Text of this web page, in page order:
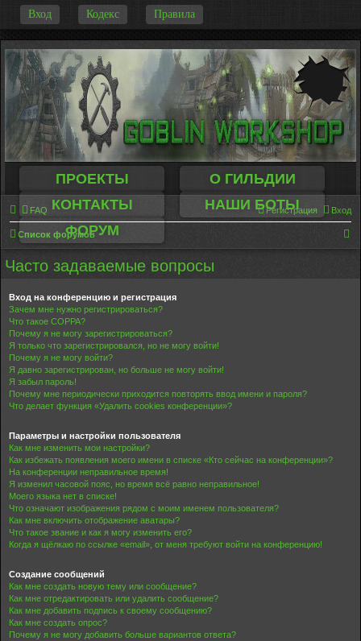
Вход Кодекс Правила
ПРОЕКТЫ
О ГИЛЬДИИ
КОНТАКТЫ
НАШИ БОТЫ
ФОРУМ
FAQ Вход
Регистрация
Список форумов
Часто задаваемые вопросы
Вход на конференцию и регистрация
Зачем мне нужно регистрироваться?
Что такое COPPA?
Почему я не могу зарегистрироваться?
Я только что зарегистрировался, но не могу войти!
Почему я не могу войти?
Я давно зарегистрирован, но больше не могу войти!
Я забыл пароль!
Почему мне периодически приходится повторять ввод имени и пароля?
Что делает функция «Удалить cookies конференции»?
Параметры и настройки пользователя
Как мне изменить мои настройки?
Как избежать появления моего имени в списке «Кто сейчас на конференции»?
На конференции неправильное время!
Я изменил часовой пояс, но время всё равно неправильное!
Моего языка нет в списке!
Что означают изображения рядом с моим именем пользователя?
Как мне включить отображение аватары?
Что такое звание и как я могу изменить его?
Когда я щёлкаю по ссылке «email», от меня требуют войти на конференцию!
Создание сообщений
Как мне создать новую тему или сообщение?
Как мне отредактировать или удалить сообщение?
Как мне добавить подпись к своему сообщению?
Как мне создать опрос?
Почему я не могу добавить больше вариантов ответа?